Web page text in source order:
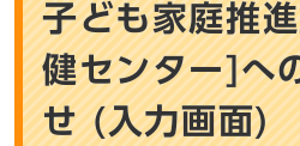
子ども家庭推
健センター]へ
せ (入力画面)